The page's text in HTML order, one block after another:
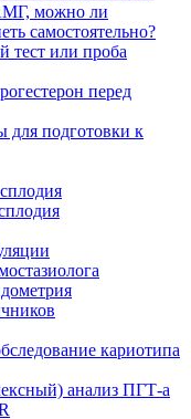
можно ли
самостоятельно?
тест или проба
перед
для подготовки к
кариотипа
анализ ПГТ-а